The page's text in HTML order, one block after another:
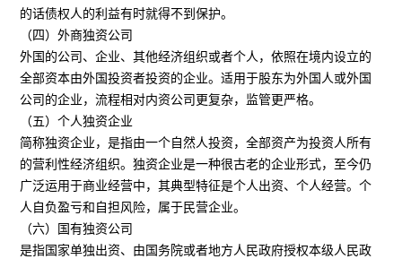
的话债权人的利益有时就得不到保护。
（四）外商独资公司
外国的公司、企业、其他经济组织或者个人，依照在境内设立的
全部资本由外国投资者投资的企业。适用于股东为外国人或外国
公司的企业，流程相对内资公司更复杂，监管更严格。
（五）个人独资企业
简称独资企业，是指由一个自然人投资，全部资产为投资人所有
的营利性经济组织。独资企业是一种很古老的企业形式，至今仍
广泛运用于商业经营中，其典型特征是个人出资、个人经营。个
人自负盈亏和自担风险，属于民营企业。
（六）国有独资公司
是指国家单独出资、由国务院或者地方人民政府授权本级人民政